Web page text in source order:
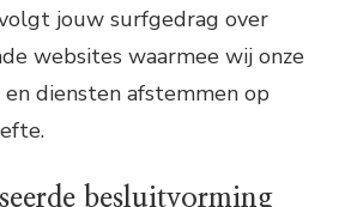
jouw surfgedrag over
websites waarmee wij onze
diensten afstemmen op
besluitvorming